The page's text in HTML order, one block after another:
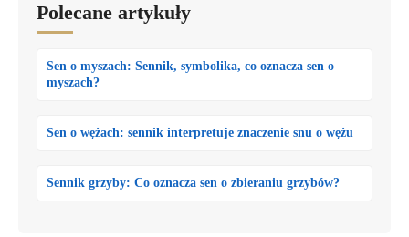
Polecane artykuły
Sen o myszach: Sennik, symbolika, co oznacza sen o
myszach?
Sen o wężach: sennik interpretuje znaczenie snu o wężu
Sennik grzyby: Co oznacza sen o zbieraniu grzybów?